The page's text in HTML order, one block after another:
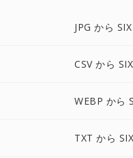
JPG から
CSV から
WEBP から
TXT から